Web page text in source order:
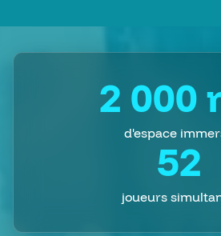
2 000
d'espace
52
joueurs